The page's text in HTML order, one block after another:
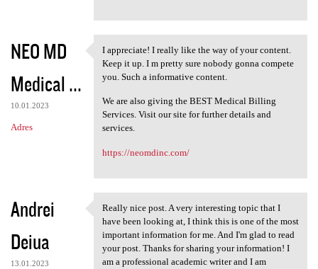
NEO MD
Medical ...
10.01.2023
Adres
I appreciate! I really like
I appreciate! I really like the way of your content.
Keep it up. I m pretty sure nobody gonna compete
you. Such a informative content.
We are also giving the BEST Medical Billing
Services. Visit our site for further details and
services.
https://neomdinc.com/
Andrei
Deiua
13.01.2023
Really nice post. A very
Really nice post. A very interesting topic that I
have been looking at, I think this is one of the most
important information for me. And I'm glad to read
your post. Thanks for sharing your information! I
am a professional academic writer and I am